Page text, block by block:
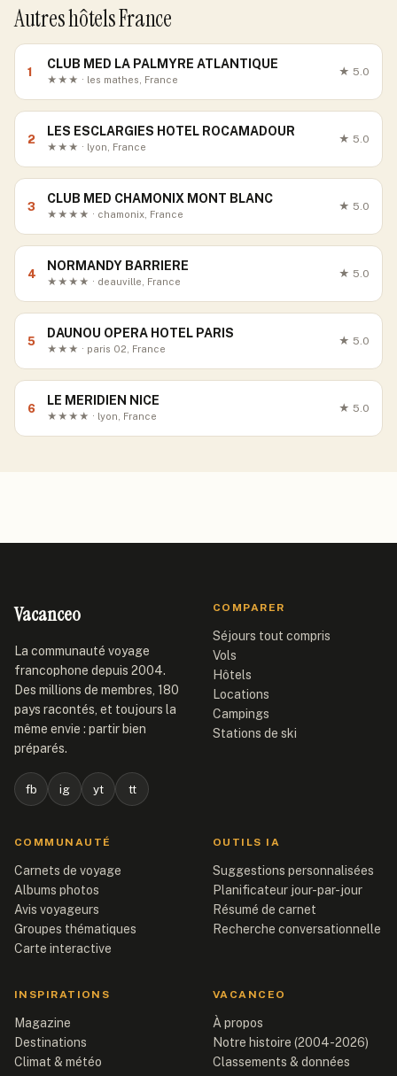
Autres hôtels France
1
CLUB MED LA PALMYRE ATLANTIQUE
★★★ · les mathes, France
★ 5.0
2
LES ESCLARGIES HOTEL ROCAMADOUR
★★★ · lyon, France
★ 5.0
3
CLUB MED CHAMONIX MONT BLANC
★★★★ · chamonix, France
★ 5.0
4
NORMANDY BARRIERE
★★★★ · deauville, France
★ 5.0
5
DAUNOU OPERA HOTEL PARIS
★★★ · paris 02, France
★ 5.0
6
LE MERIDIEN NICE
★★★★ · lyon, France
★ 5.0
Vacanceo
La communauté voyage
francophone depuis 2004.
Des millions de membres, 180
pays racontés, et toujours la
même envie : partir bien
préparés.
fb ig yt tt
COMPARER
Séjours tout compris
Vols
Hôtels
Locations
Campings
Stations de ski
COMMUNAUTÉ
Carnets de voyage
Albums photos
Avis voyageurs
Groupes thématiques
Carte interactive
OUTILS IA
Suggestions personnalisées
Planificateur jour-par-jour
Résumé de carnet
Recherche conversationnelle
INSPIRATIONS
Magazine
Destinations
Climat & météo
VACANCEO
À propos
Notre histoire (2004-2026)
Classements & données